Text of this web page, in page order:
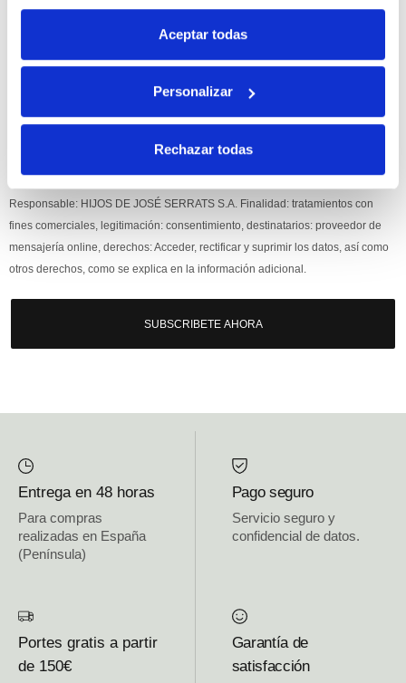
Aceptar todas
Personalizar
Rechazar todas
Apúntatea nuestra newsletter para recibir nuestrasofertasy
un 10% de descuentoen tu primera compra.
Responsable: HIJOS DE JOSÉ SERRATS S.A. Finalidad: tratamientos con
fines comerciales, legitimación: consentimiento, destinatarios: proveedor de
mensajería online, derechos: Acceder, rectificar y suprimir los datos, así como
otros derechos, como se explica en la información adicional.
SUBSCRIBETE AHORA
Entrega en 48 horas
Para compras
realizadas en España
(Península)
Pago seguro
Servicio seguro y
confidencial de datos.
Portes gratis a partir
de 150€
Garantía de
satisfacción